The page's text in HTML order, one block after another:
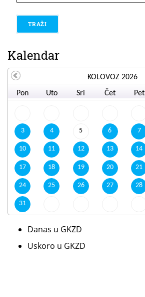
Kalendar
KOLOVOZ 2026
Pon
Uto Sri Čet Pet
3 4 5 6 7
10 11 12 13 14
17 18 19 20 21
24 25 26 27 28
31
Danas u GKZD
Uskoro u GKZD